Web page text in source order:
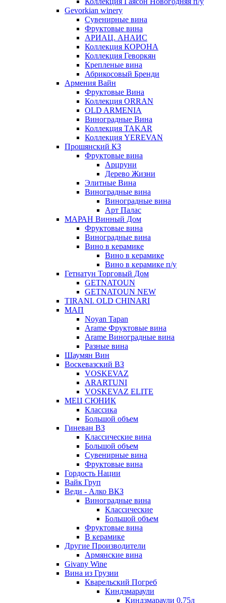
Gevorkian winery
Сувенирные вина
Фруктовые вина
АРИАЦ. АНАИС
Коллекция КОРОНА
Коллекция Геворкян
Крепленые вина
Абрикосовый Бренди
Армения Вайн
Фруктовые Вина
Коллекция ORRAN
OLD ARMENIA
Виноградные Вина
Коллекция TAKAR
Коллекция YEREVAN
Прошянский КЗ
Фруктовые вина
Арцруни
Дерево Жизни
Элитные Вина
Виноградные вина
Виноградные вина
Арт Палас
МАРАН Винный Дом
Фруктовые вина
Виноградные вина
Вино в керамике
Вино в керамике
Вино в керамике п/у
Гетнатун Торговый Дом
GETNATOUN
GETNATOUN NEW
TIRANI. OLD CHINARI
МАП
Noyan Tapan
Arame Фруктовые вина
Arame Виноградные вина
Разные вина
Шаумян Вин
Воскевазский ВЗ
VOSKEVAZ
ARARTUNI
VOSKEVAZ ELITE
МЕЦ СЮНИК
Классика
Большой объем
Гиневан ВЗ
Классические вина
Большой объем
Сувенирные вина
Фруктовые вина
Гордость Нации
Вайк Груп
Веди - Алко ВКЗ
Виноградные вина
Классические
Большой объем
Фруктовые вина
В керамике
Другие Производители
Армянские вина
Givany Wine
Вина из Грузии
Кварельский Погреб
Киндзмараули
Киндзмараули 0,75л